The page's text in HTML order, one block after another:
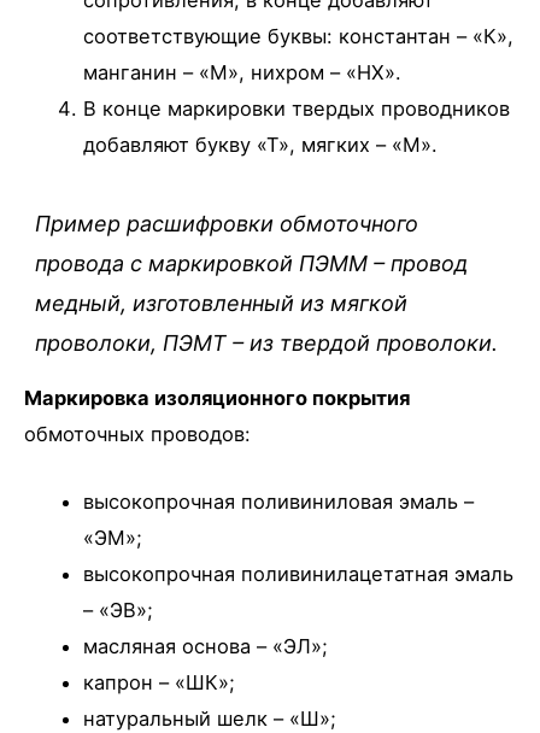
соответствующие буквы: константан – «К»,
манганин – «М», нихром – «НХ».
В конце маркировки твердых проводников
добавляют букву «Т», мягких – «М».
Пример расшифровки обмоточного
провода с маркировкой ПЭММ – провод
медный, изготовленный из мягкой
проволоки, ПЭМТ – из твердой проволоки.
Маркировка изоляционного покрытия
обмоточных проводов:
высокопрочная поливиниловая эмаль –
«ЭМ»;
высокопрочная поливинилацетатная эмаль
– «ЭВ»;
масляная основа – «ЭЛ»;
капрон – «ШК»;
натуральный шелк – «Ш»;